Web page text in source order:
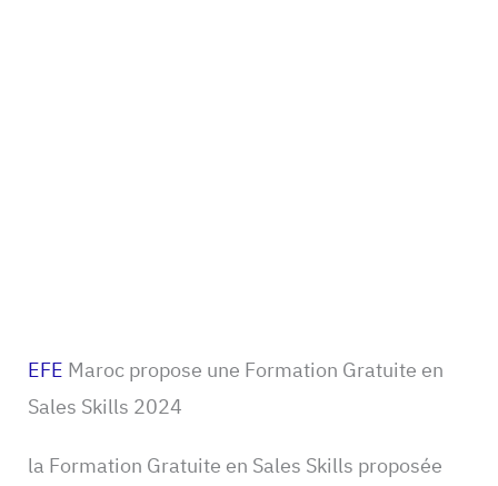
EFE Maroc propose une Formation Gratuite en
Sales Skills 2024
la Formation Gratuite en Sales Skills proposée